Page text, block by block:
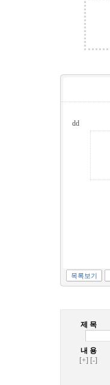
dd
목록보기
제 목
내 용
[+] [-]